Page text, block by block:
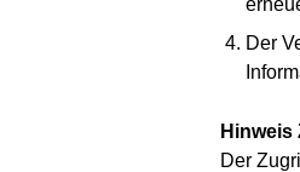
Der
Hinweis
Der